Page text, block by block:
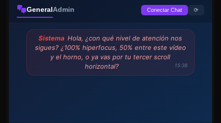
GeneralAdmin Conectar Chat ⟳
Sistema Hola, ¿con qué nivel de atención nos
sigues? ¿100% hiperfocus, 50% entre este vídeo
y el horno, o ya vas por tu tercer scroll
horizontal?
15:38